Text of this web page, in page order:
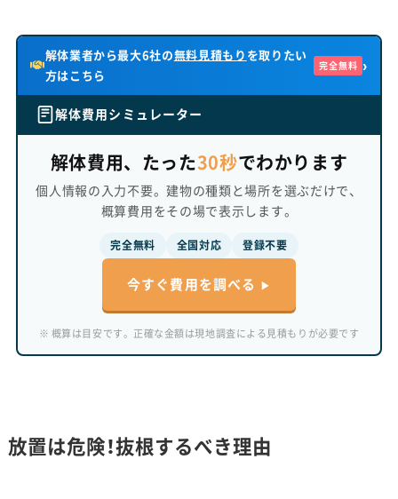
はじめて解体工事に直面する方の不安な気持ちに、誰より
も共感することを大切にするライター。数多くの業者イン
タビューや専門勉強会を通じて、プロの専門用語を一般の
方にもわかりやすく伝える。読者と同じ目線に立ち、一緒
に不安を解決していくパートナーのような記事作りを信
条としている。
解体業者から最大6社の無料見積もり を取りたい
方はこちら
完全無料 ›
解体費用シミュレーター
解体費用、たった 30秒でわかります
個人情報の入力不要。建物の種類と場所を選ぶだけで、
概算費用をその場で表示します。
完全無料 全国対応 登録不要
今すぐ費用を調べる
※ 概算は目安です。正確な金額は現地調査による見積もりが必要です
放置は危険！抜根するべき理由